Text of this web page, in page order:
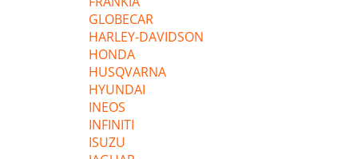
GLOBECAR
HARLEY-DAVIDSON
HONDA
HUSQVARNA
HYUNDAI
INEOS
INFINITI
ISUZU